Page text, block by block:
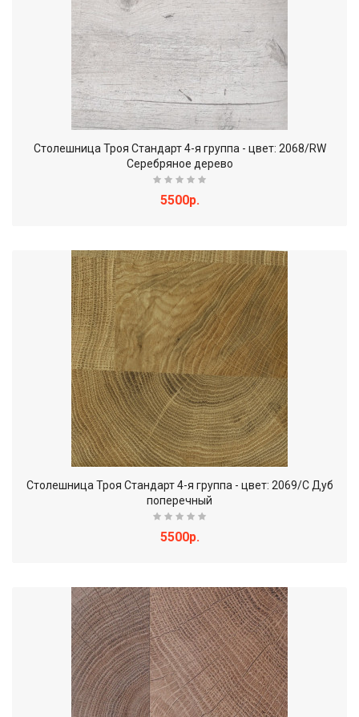
Столешница Троя Стандарт 4-я группа - цвет: 2068/RW
Серебряное дерево
5500р.
Столешница Троя Стандарт 4-я группа - цвет: 2069/С Дуб
поперечный
5500р.